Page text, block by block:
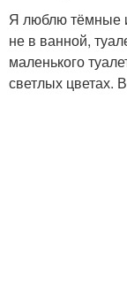
Я люблю тёмные
не в ванной,
маленького
светлых цветах.